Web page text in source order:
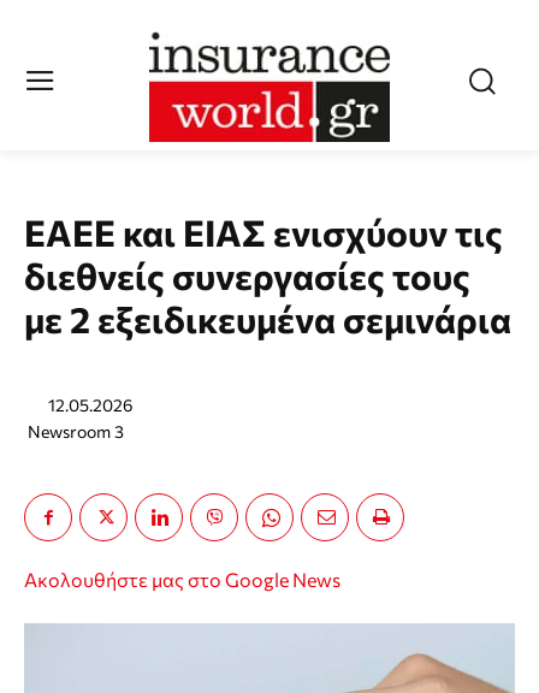
ΕΑΕΕ και ΕΙΑΣ ενισχύουν τις
διεθνείς συνεργασίες τους
με 2 εξειδικευμένα σεμινάρια
12.05.2026
Newsroom 3
Ακολουθήστε μας στο Google News